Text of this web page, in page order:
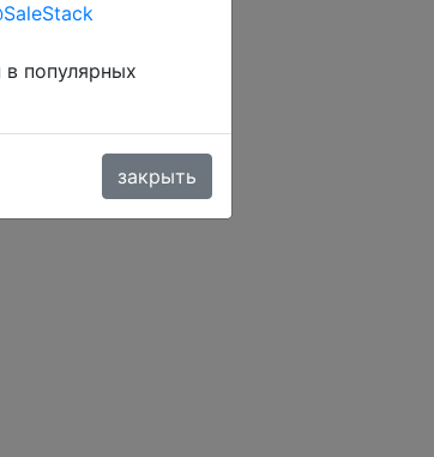
популярных
закрыть